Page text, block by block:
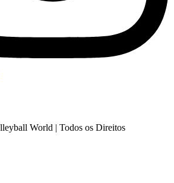
World | Todos os Direitos